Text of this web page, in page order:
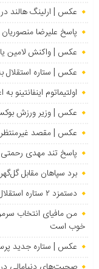
عکس | ارلینگ هالند
پاسخ علیرضا
عکس | واکنش لامین
عکس | ستاره استقلال
اولتیماتوم اینفانتینو
عکس | وزیر ورزش
عکس | مقصد غیرمنتظره
پاسخ تند مهدی
برد سپاهان مقابل
دستمزد ۲ ستاره استقلال برای تمدید مشخص شد
من مافیای انتخاب
خوب است
عکس | ستاره جدید